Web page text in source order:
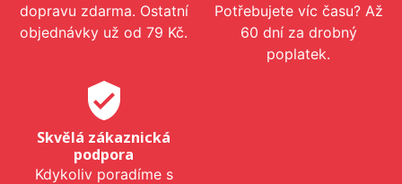
dopravu zdarma. Ostatní
objednávky už od 79 Kč.
Potřebujete víc času? Až
60 dní za drobný
poplatek.
verified_user
Skvělá zákaznická
podpora
Kdykoliv poradíme s